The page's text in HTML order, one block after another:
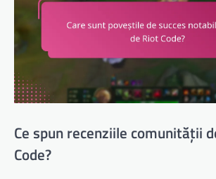
Ce spun recenziile comunității
Code?